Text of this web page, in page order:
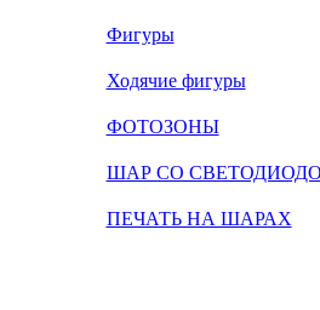
Фигуры
Ходячие фигуры
ФОТОЗОНЫ
ШАР СО
ПЕЧАТЬ НА ШАРАХ